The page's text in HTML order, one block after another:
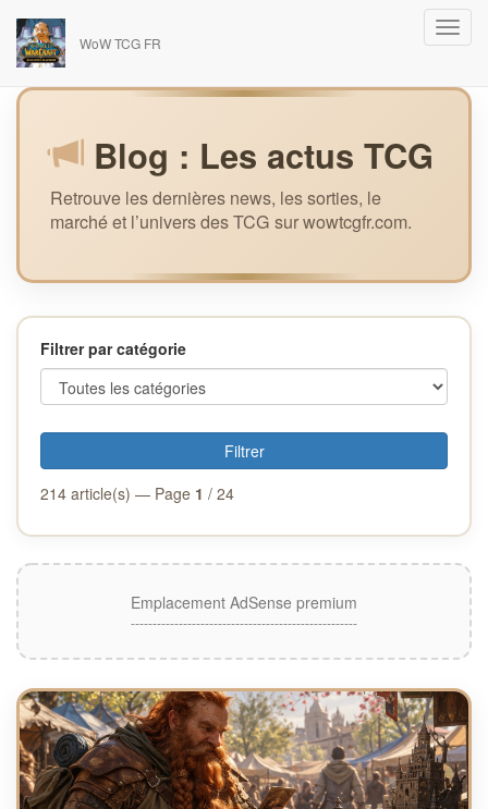
WoW TCG FR
Blog : Les actus TCG
Retrouve les dernières news, les sorties, le
marché et l’univers des TCG sur wowtcgfr.com.
Filtrer par catégorie
Filtrer
214 article(s) — Page 1 / 24
Emplacement AdSense premium
----------------------------------------------------